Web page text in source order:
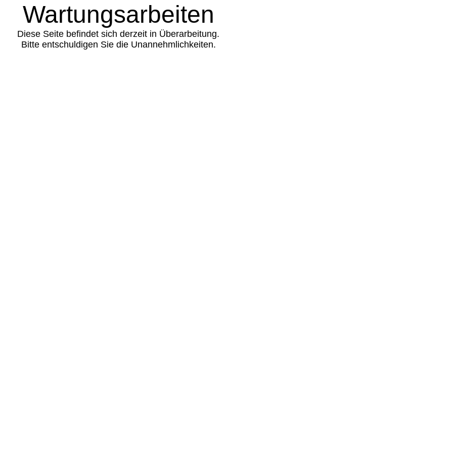
Wartungsarbeiten
Diese Seite befindet sich derzeit in Überarbeitung.
Bitte entschuldigen Sie die Unannehmlichkeiten.